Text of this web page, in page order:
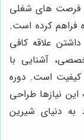
فرصت های شغلی
فراهم کرده است.
داشتن علاقه کافی
آشنایی با
کیفیت است. دوره
نیازها طراحی
دنیای شیرین